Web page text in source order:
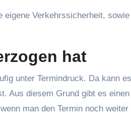
Verkehrssicherheit,
hat
unter Termindruck. Da kann es
Aus diesem Grund gibt es
man den Termin noch weiter